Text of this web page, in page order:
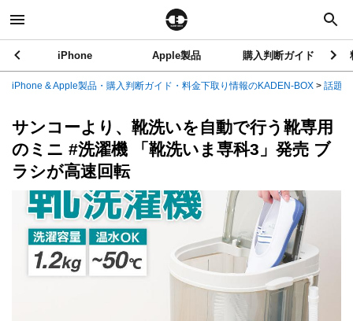
iPhone Apple製品 購入判断ガイド
iPhone & Apple製品・購入判断ガイド・料金下取り情報のKADEN-BOX > 話題
サンコーより、靴洗いを自動で行う靴専用
のミニ #洗濯機 「靴洗いま専科3」発売 ブ
ラシが高速回転